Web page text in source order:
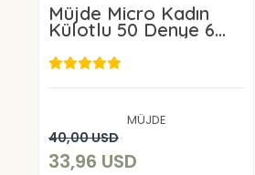
Müjde Micro Kadın
Külotlu 50 Denye 6
MÜJDE
40,00 USD
33,96 USD